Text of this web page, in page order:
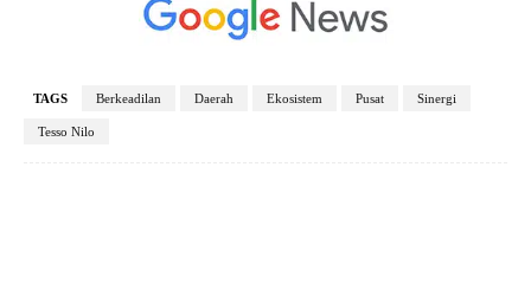
TAGS Berkeadilan Daerah Ekosistem Pusat Sinergi
Tesso Nilo